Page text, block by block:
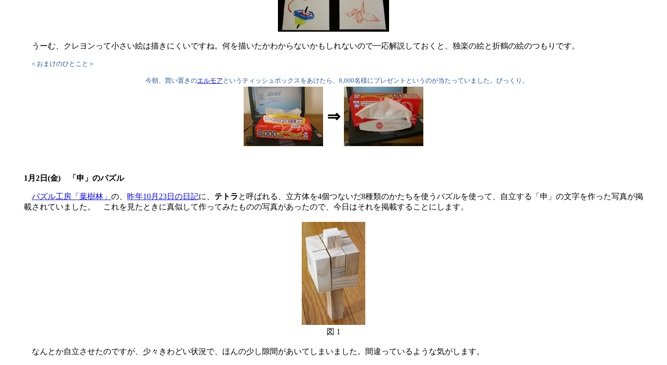
うーむ、クレヨンって小さい絵は描きにくいですね。何を描いたかわからないかもしれないので一応解説しておくと、独楽の絵と折鶴の絵のつもりです。
＜おまけのひとこと＞
今朝、買い置きのエルモア というティッシュボックスをあけたら、8,000名様にプレゼントというのが当たっていました。びっくり。
⇒
1月2日(金) 「申」のパズル
パズル工房「葉樹林」 の、 昨年10月23日の日記に、 テトラ と呼ばれる、立方体を4個つないだ8種類のかたちを使うパズルを使って、自立する「申」の文字を作った写真が掲
載されていました。 これを見たときに真似して作ってみたものの写真があったので、今日はそれを掲載することにします。
図 1
なんとか自立させたのですが、少々きわどい状況で、ほんの少し隙間があいてしまいました。間違っているような気がします。